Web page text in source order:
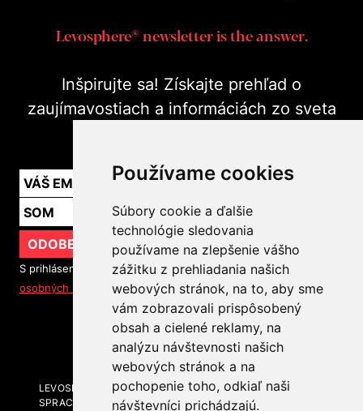
Používame cookies
Súbory cookie a ďalšie
technológie sledovania
používame na zlepšenie vášho
zážitku z prehliadania našich
webových stránok, na to, aby sme
vám zobrazovali prispôsobený
obsah a cielené reklamy, na
analýzu návštevnosti našich
webových stránok a na
pochopenie toho, odkiaľ naši
návštevníci prichádzajú.
Levosphere® newsletter is the answer.
Inšpirujte sa! Získajte prehľad o
zaujímavostiach a informáciách zo sveta
ODOBERAŤ
S prihlásením na odber noviniek súhlasíte so spracovaním
osobných údajov
SLEDUJTE NÁS
LEVOSPHERE A MÉDIÁ
SPRACOVANIE OSOBNÝCH ÚDAJOV